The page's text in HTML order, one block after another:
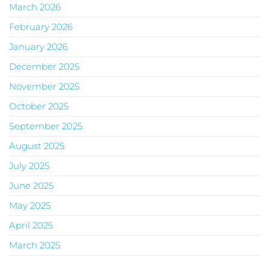
March 2026
February 2026
January 2026
December 2025
November 2025
October 2025
September 2025
August 2025
July 2025
June 2025
May 2025
April 2025
March 2025